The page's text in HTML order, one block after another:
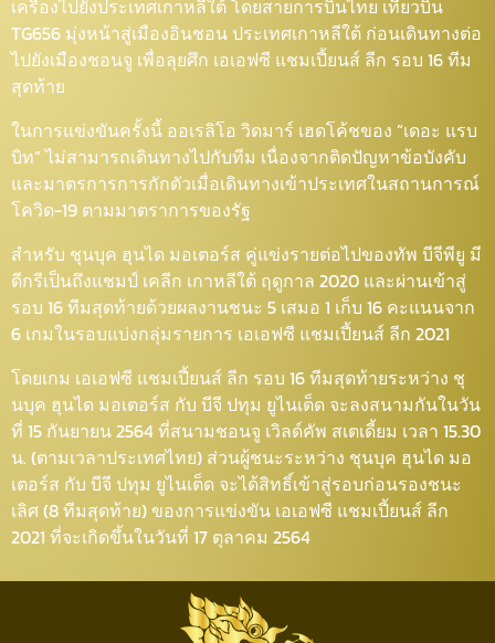
เครื่องไปยังประเทศเกาหลีใต้ โดยสายการบินไทย เที่ยวบิน
TG656 มุ่งหน้าสู่เมืองอินชอน ประเทศเกาหลีใต้ ก่อนเดินทางต่อ
ไปยังเมืองชอนจู เพื่อลุยศึก เอเอฟซี แชมเปี้ยนส์ ลีก รอบ 16 ทีม
สุดท้าย
ในการแข่งขันครั้งนี้ ออเรลิโอ วิดมาร์ เฮดโค้ชของ “เดอะ แรบ
บิท” ไม่สามารถเดินทางไปกับทีม เนื่องจากติดปัญหาข้อบังคับ
และมาตรการการกักตัวเมื่อเดินทางเข้าประเทศในสถานการณ์
โควิด-19 ตามมาตราการของรัฐ
สำหรับ ชุนบุค ฮุนได มอเตอร์ส คู่แข่งรายต่อไปของทัพ บีจีพียู มี
ดีกรีเป็นถึงแชมป์ เคลีก เกาหลีใต้ ฤดูกาล 2020 และผ่านเข้าสู่
รอบ 16 ทีมสุดท้ายด้วยผลงานชนะ 5 เสมอ 1 เก็บ 16 คะแนนจาก
6 เกมในรอบแบ่งกลุ่มรายการ เอเอฟซี แชมเปี้ยนส์ ลีก 2021
โดยเกม เอเอฟซี แชมเปี้ยนส์ ลีก รอบ 16 ทีมสุดท้ายระหว่าง ชุ
นบุค ฮุนได มอเตอร์ส กับ บีจี ปทุม ยูไนเต็ด จะลงสนามกันในวัน
ที่ 15 กันยายน 2564 ที่สนามชอนจู เวิลด์คัพ สเตเดี้ยม เวลา 15.30
น. (ตามเวลาประเทศไทย) ส่วนผู้ชนะระหว่าง ชุนบุค ฮุนได มอ
เตอร์ส กับ บีจี ปทุม ยูไนเต็ด จะได้สิทธิ์เข้าสู่รอบก่อนรองชนะ
เลิศ (8 ทีมสุดท้าย) ของการแข่งขัน เอเอฟซี แชมเปี้ยนส์ ลีก
2021 ที่จะเกิดขึ้นในวันที่ 17 ตุลาคม 2564